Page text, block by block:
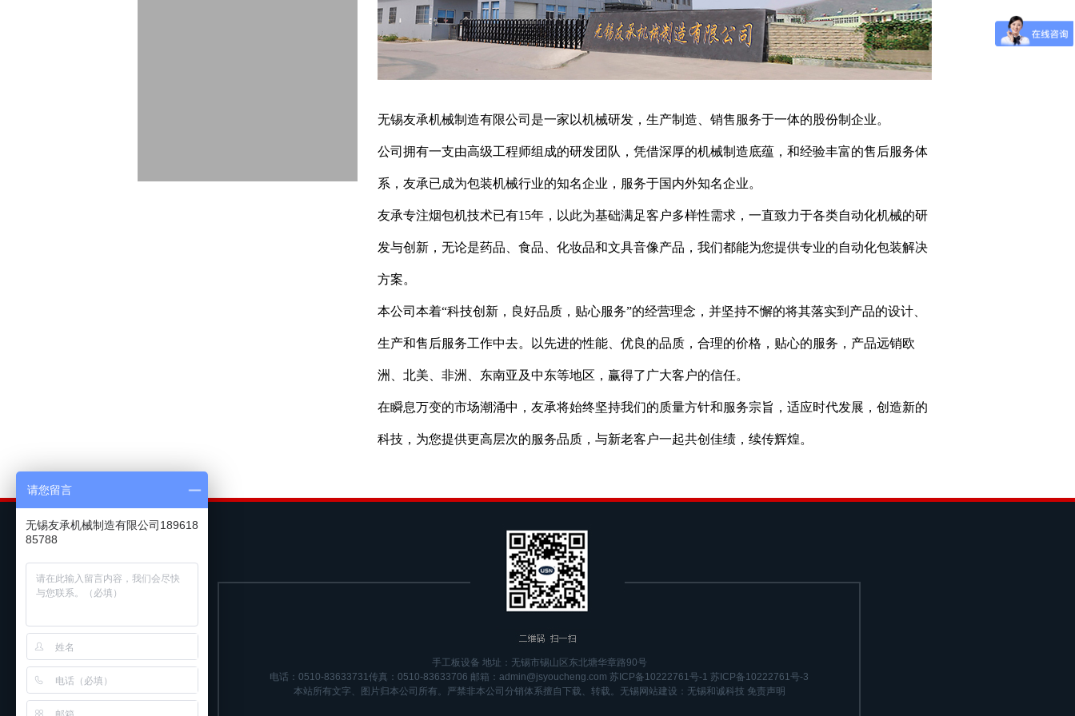
无锡友承机械制造有限公司是一家以机械研发，生产制造、销售服务于一体的股份制企业。
公司拥有一支由高级工程师组成的研发团队，凭借深厚的机械制造底蕴，和经验丰富的售后服务体
系，友承已成为包装机械行业的知名企业，服务于国内外知名企业。
友承专注烟包机技术已有15年，以此为基础满足客户多样性需求，一直致力于各类自动化机械的研
发与创新，无论是药品、食品、化妆品和文具音像产品，我们都能为您提供专业的自动化包装解决
方案。
本公司本着“科技创新，良好品质，贴心服务”的经营理念，并坚持不懈的将其落实到产品的设计、
生产和售后服务工作中去。以先进的性能、优良的品质，合理的价格，贴心的服务，产品远销欧
洲、北美、非洲、东南亚及中东等地区，赢得了广大客户的信任。
在瞬息万变的市场潮涌中，友承将始终坚持我们的质量方针和服务宗旨，适应时代发展，创造新的
科技，为您提供更高层次的服务品质，与新老客户一起共创佳绩，续传辉煌。
手工板设备 地址：无锡市锡山区东北塘华章路90号
电话：0510-83633731传真：0510-83633706 邮箱：admin@jsyoucheng.com 苏ICP备10222761号-1 苏ICP备10222761号-3
本站所有文字、图片归本公司所有。严禁非本公司分销体系擅自下载、转载。
无锡网站建设 ： 无锡和诚科技 免责声明
请您留言
无锡友承机械制造有限公司189618
85788